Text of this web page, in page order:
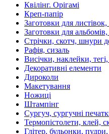
Квілінг. Орігамі
Креп-папір
Заготовки для
Заготовки для
Стрічки, скотч, шнури
Рафія, сизаль
Висічки, наклейки,
Декоративні елементи
Дироколи
Макетування
Ножиці
Штампінг
Сургуч, сургучні
Термопістолети, клей,
Глітер, бульонки,